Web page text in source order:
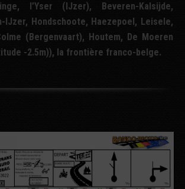
l’Yser (IJzer), Beveren-Kalsijde,
IJzer, Hondschoote, Haezepoel, Leisele,
(Bergenvaart), Houtem, De Moeren
-2.5m)), la frontière franco-belge.